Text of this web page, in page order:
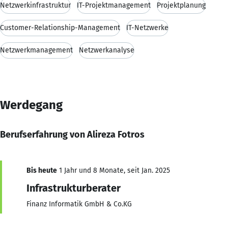
Netzwerkinfrastruktur IT-Projektmanagement Projektplanung
Customer-Relationship-Management IT-Netzwerke
Netzwerkmanagement Netzwerkanalyse
Werdegang
Berufserfahrung von Alireza Fotros
Bis heute 1 Jahr und 8 Monate, seit Jan. 2025
Infrastrukturberater
Finanz Informatik GmbH & Co.KG